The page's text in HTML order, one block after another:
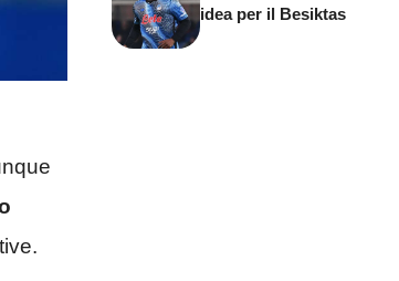
idea per il Besiktas